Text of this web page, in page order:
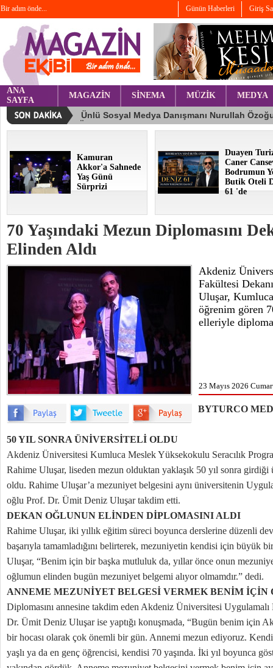
Bir adım önde... Günün Haberleri Giriş
ANA
SAYFA
MAGAZİN SİNEMA MÜZİK MEDYA
Kamuran
Akkor'a Sahnede
Yaş Günü
Sürprizi
Duayen
Caner
Bodrumun
Butik Oteli
61 'de
70 Yaşındaki Mezun Diplomasını
Elinden Aldı
Akdeniz
Fakültesi
Uluşar,
öğrenim gören
elleriyle
23 Mayıs 2026
BYTURCO
50 YIL SONRA ÜNİVERSİTELİ OLDU
Akdeniz Üniversitesi Kumluca Meslek Yüksekokulu Seracılık
Rahime Uluşar, liseden mezun olduktan yaklaşık 50 yıl sonra girdiği
oldu. Rahime Uluşar’a mezuniyet belgesini aynı üniversitenin
oğlu Prof. Dr. Ümit Deniz Uluşar takdim etti.
DEKAN OĞLUNUN ELİNDEN DİPLOMASINI ALDI
Rahime Uluşar, iki yıllık eğitim süreci boyunca derslerine düzenli
başarıyla tamamladığını belirterek, mezuniyetin kendisi için büyük
Uluşar, “Benim için bir başka mutluluk da, yıllar önce onun
oğlumun elinden bugün mezuniyet belgemi alıyor olmamdır.” dedi.
ANNEME MEZUNİYET BELGESİ VERMEK BENİM İÇİN
Diplomasını annesine takdim eden Akdeniz Üniversitesi
Dr. Ümit Deniz Uluşar ise yaptığı konuşmada, “Bugün benim için
bir hocası olarak çok önemli bir gün. Annemi mezun ediyoruz.
yaşlı ya da en genç öğrencisi, kendisi 70 yaşında. İki yıl boyunca